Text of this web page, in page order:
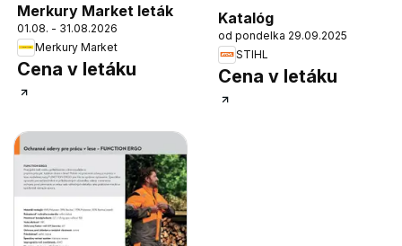
Merkury Market leták
01.08. - 31.08.2026
Merkury Market
Cena v letáku
Katalóg
od pondelka 29.09.2025
STIHL
Cena v letáku